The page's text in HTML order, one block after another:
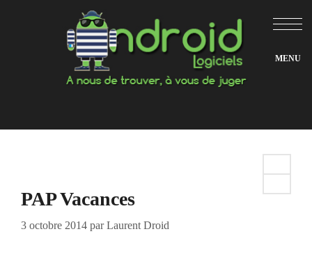
PAP Vacances
3 octobre 2014 parLaurent Droid